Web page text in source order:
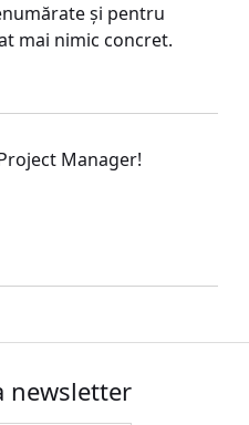
și pentru
mai nimic concret.
Manager!
newsletter